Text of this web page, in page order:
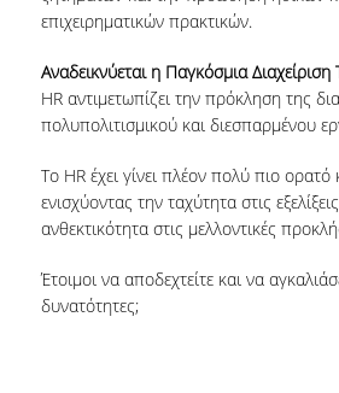
επιχειρηματικών πρακτικών.
Αναδεικνύεται η Παγκόσμια Διαχείριση
HR αντιμετωπίζει την πρόκληση της
πολυπολιτισμικού και διεσπαρμένου
Το HR έχει γίνει πλέον πολύ πιο ορατό
ενισχύοντας την ταχύτητα στις
ανθεκτικότητα στις μελλοντικές
Έτοιμοι να αποδεχτείτε και να
δυνατότητες;